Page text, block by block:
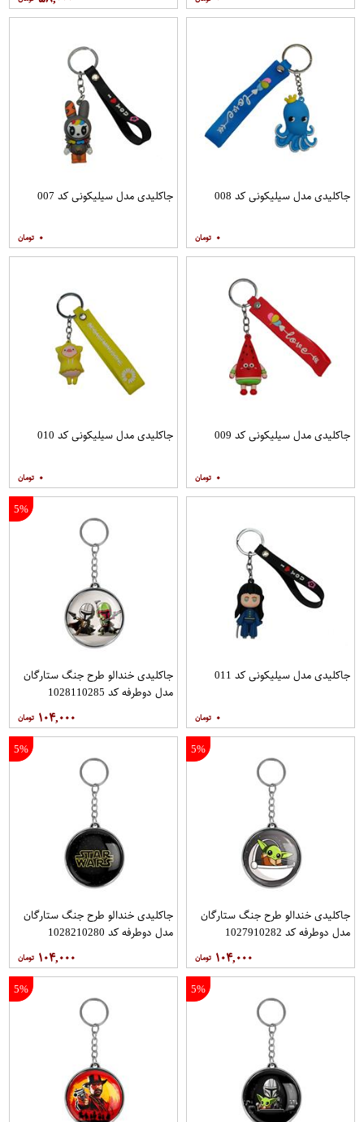
جاکلیدی مدل سیلیکونی کد 008
۰
جاکلیدی مدل سیلیکونی کد 007
۰
جاکلیدی مدل سیلیکونی کد 009
۰
جاکلیدی مدل سیلیکونی کد 010
۰
جاکلیدی مدل سیلیکونی کد 011
۰
5%
جاکلیدی خندالو طرح جنگ ستارگان
مدل دوطرفه کد 1028110285
۱۰۴,۰۰۰
5%
جاکلیدی خندالو طرح جنگ ستارگان
مدل دوطرفه کد 1027910282
۱۰۴,۰۰۰
5%
جاکلیدی خندالو طرح جنگ ستارگان
مدل دوطرفه کد 1028210280
۱۰۴,۰۰۰
5%
5%